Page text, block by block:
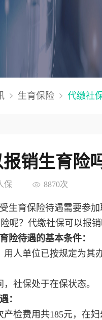
生育保险 代缴社
销生育险
保 8870次
生育保险待遇需要参
呢？代缴社保可以报
险待遇的基本条件：
用人单位已按规定为
，社保处于在保状态。
：
产检费用共185元，在